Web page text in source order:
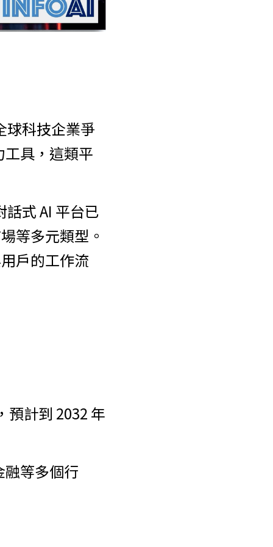
球科技企業爭
具，這類平
式 AI 平台已
等多元類型。
戶的工作流
預計到 2032 年
融等多個行